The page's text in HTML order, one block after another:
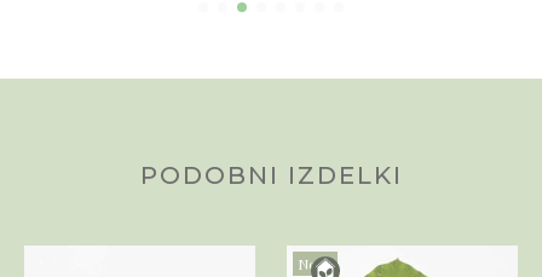
PODOBNI IZDELKI
Novo